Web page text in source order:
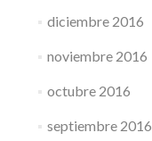
diciembre 2016
noviembre 2016
octubre 2016
septiembre 2016